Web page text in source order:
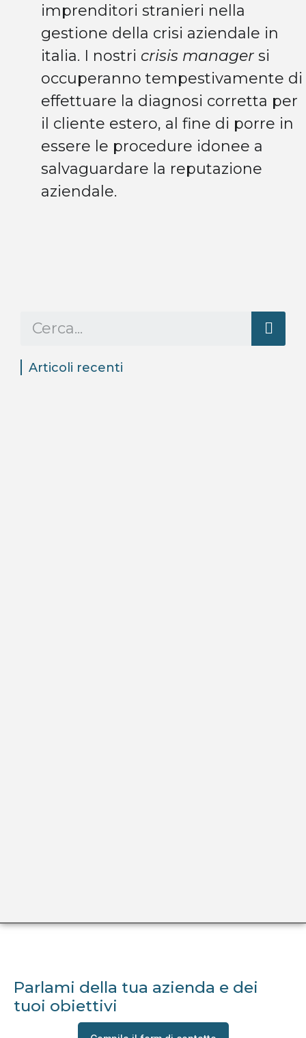
imprenditori stranieri nella
gestione della crisi aziendale in
italia. I nostri crisis manager si
occuperanno tempestivamente di
effettuare la diagnosi corretta per
il cliente estero, al fine di porre in
essere le procedure idonee a
salvaguardare la reputazione
aziendale.
Articoli recenti
Parlami della tua azienda e dei
tuoi obiettivi